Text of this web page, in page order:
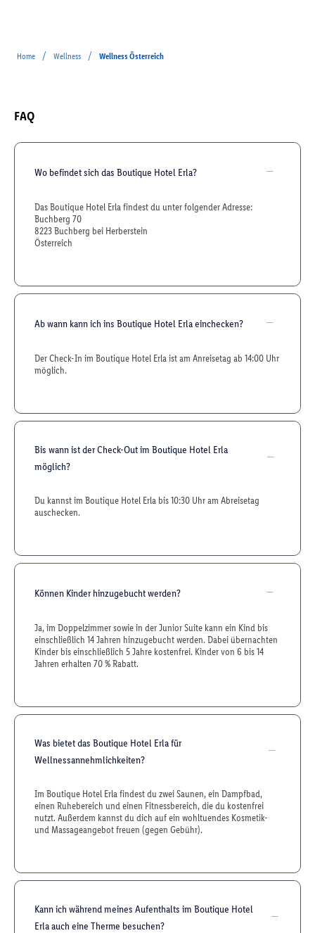
Home / Wellness / Wellness Österreich
FAQ
Wo befindet sich das Boutique Hotel Erla?
Das Boutique Hotel Erla findest du unter folgender Adresse:
Buchberg 70
8223 Buchberg bei Herberstein
Österreich
Ab wann kann ich ins Boutique Hotel Erla einchecken?
Der Check-In im Boutique Hotel Erla ist am Anreisetag ab 14:00 Uhr
möglich.
Bis wann ist der Check-Out im Boutique Hotel Erla
möglich?
Du kannst im Boutique Hotel Erla bis 10:30 Uhr am Abreisetag
auschecken.
Können Kinder hinzugebucht werden?
Ja, im Doppelzimmer sowie in der Junior Suite kann ein Kind bis
einschließlich 14 Jahren hinzugebucht werden. Dabei übernachten
Kinder bis einschließlich 5 Jahre kostenfrei. Kinder von 6 bis 14
Jahren erhalten 70 % Rabatt.
Was bietet das Boutique Hotel Erla für
Wellnessannehmlichkeiten?
Im Boutique Hotel Erla findest du zwei Saunen, ein Dampfbad,
einen Ruhebereich und einen Fitnessbereich, die du kostenfrei
nutzt. Außerdem kannst du dich auf ein wohltuendes Kosmetik-
und Massageangebot freuen (gegen Gebühr).
Kann ich während meines Aufenthalts im Boutique Hotel
Erla auch eine Therme besuchen?